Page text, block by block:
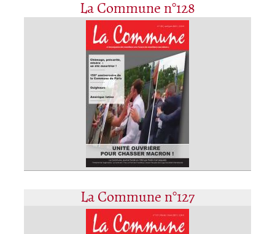
La Commune n°128
La Commune n°127